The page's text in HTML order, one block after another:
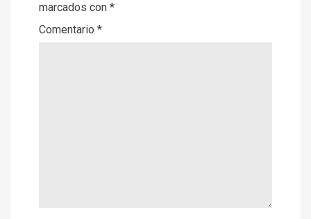
marcados con *
Comentario *